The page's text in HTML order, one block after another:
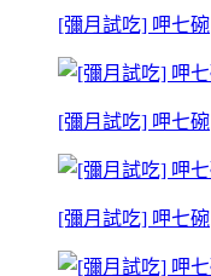
[彌月試吃] 呷七碗
[彌月試吃] 呷七碗
[彌月試吃] 呷七碗